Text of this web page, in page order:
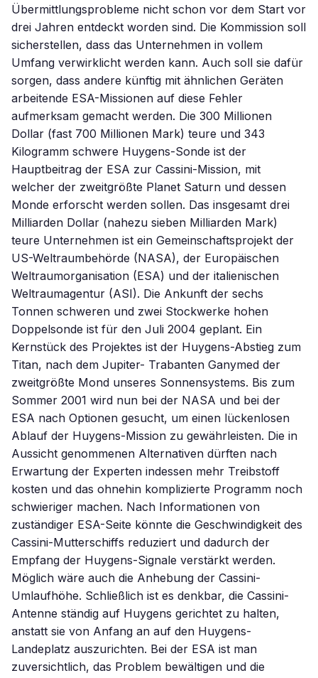
Übermittlungsprobleme nicht schon vor dem Start vor
drei Jahren entdeckt worden sind. Die Kommission soll
sicherstellen, dass das Unternehmen in vollem
Umfang verwirklicht werden kann. Auch soll sie dafür
sorgen, dass andere künftig mit ähnlichen Geräten
arbeitende ESA-Missionen auf diese Fehler
aufmerksam gemacht werden. Die 300 Millionen
Dollar (fast 700 Millionen Mark) teure und 343
Kilogramm schwere Huygens-Sonde ist der
Hauptbeitrag der ESA zur Cassini-Mission, mit
welcher der zweitgrößte Planet Saturn und dessen
Monde erforscht werden sollen. Das insgesamt drei
Milliarden Dollar (nahezu sieben Milliarden Mark)
teure Unternehmen ist ein Gemeinschaftsprojekt der
US-Weltraumbehörde (NASA), der Europäischen
Weltraumorganisation (ESA) und der italienischen
Weltraumagentur (ASI). Die Ankunft der sechs
Tonnen schweren und zwei Stockwerke hohen
Doppelsonde ist für den Juli 2004 geplant. Ein
Kernstück des Projektes ist der Huygens-Abstieg zum
Titan, nach dem Jupiter- Trabanten Ganymed der
zweitgrößte Mond unseres Sonnensystems. Bis zum
Sommer 2001 wird nun bei der NASA und bei der
ESA nach Optionen gesucht, um einen lückenlosen
Ablauf der Huygens-Mission zu gewährleisten. Die in
Aussicht genommenen Alternativen dürften nach
Erwartung der Experten indessen mehr Treibstoff
kosten und das ohnehin komplizierte Programm noch
schwieriger machen. Nach Informationen von
zuständiger ESA-Seite könnte die Geschwindigkeit des
Cassini-Mutterschiffs reduziert und dadurch der
Empfang der Huygens-Signale verstärkt werden.
Möglich wäre auch die Anhebung der Cassini-
Umlaufhöhe. Schließlich ist es denkbar, die Cassini-
Antenne ständig auf Huygens gerichtet zu halten,
anstatt sie von Anfang an auf den Huygens-
Landeplatz auszurichten. Bei der ESA ist man
zuversichtlich, das Problem bewältigen und die